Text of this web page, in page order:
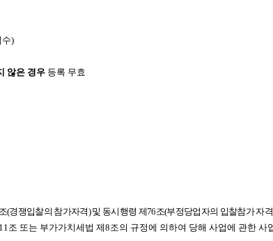
수)
않은 경우 등록 무효
경쟁입찰의 참가자격) 및 동시행령 제76조(부정당업자의 입찰참가
조 또는 부가가치세법 제8조의 규정에 의하여 당해 사업에 관한